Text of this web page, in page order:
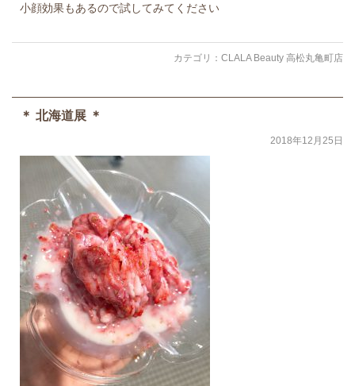
小顔効果もあるので試してみてください
カテゴリ： CLALA Beauty 高松丸亀町店
＊ 北海道展 ＊
2018年12月25日